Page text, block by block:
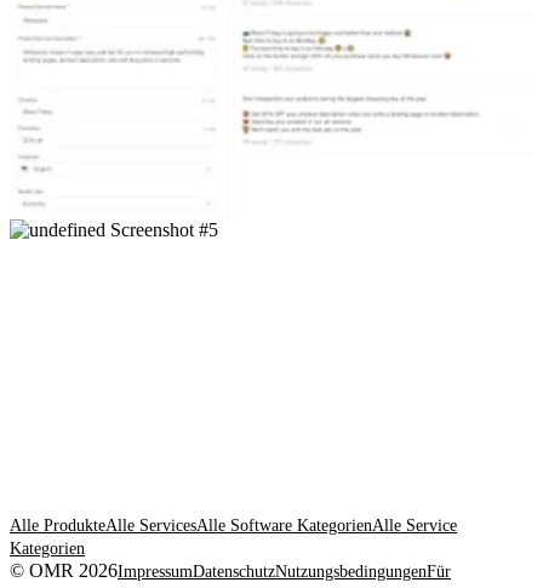
Alle ProdukteAlle ServicesAlle Software KategorienAlle Service
Kategorien
© OMR 2026ImpressumDatenschutzNutzungsbedingungenFür